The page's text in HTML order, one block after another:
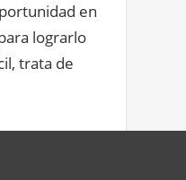
en
lograrlo
trata de